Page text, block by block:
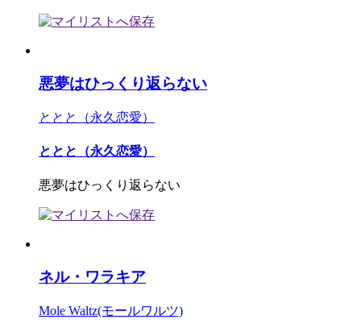
悪夢はひっくり返らない
ととと（永久恋愛）
ととと（永久恋愛）
悪夢はひっくり返らない
ネル・ワラキア
Mole Waltz(モールワルツ)